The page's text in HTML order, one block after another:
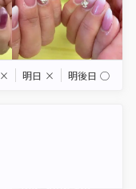
× 明日 × 明後日 ◯